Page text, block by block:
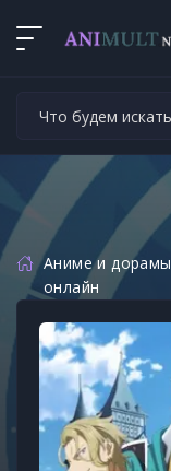
Аниме и дорамы
онлайн